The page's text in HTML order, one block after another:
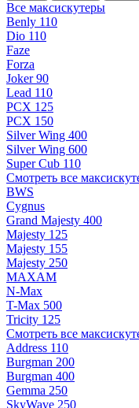
Все максискутеры
Benly 110
Dio 110
Faze
Forza
Joker 90
Lead 110
PCX 125
PCX 150
Silver Wing 400
Silver Wing 600
Super Cub 110
Смотреть все
BWS
Cygnus
Grand Majesty 400
Majesty 125
Majesty 155
Majesty 250
MAXAM
N-Max
T-Max 500
Tricity 125
Смотреть все
Address 110
Burgman 200
Burgman 400
Gemma 250
SkyWave 250